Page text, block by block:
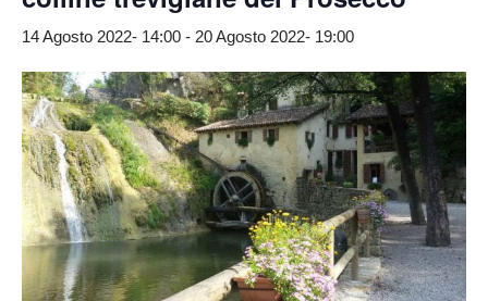
14 Agosto 2022- 14:00 - 20 Agosto 2022- 19:00